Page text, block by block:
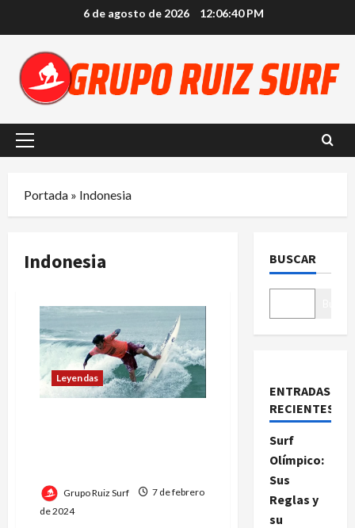
contenido
6 de agosto de 2026 12:06:40 PM
Menú
Portada » Indonesia
Indonesia
Leyendas
Grupo Ruiz Surf
7 de febrero
de 2024
BUSCAR
ENTRADAS
RECIENTES
Surf
Olímpico:
Sus
Reglas y
su